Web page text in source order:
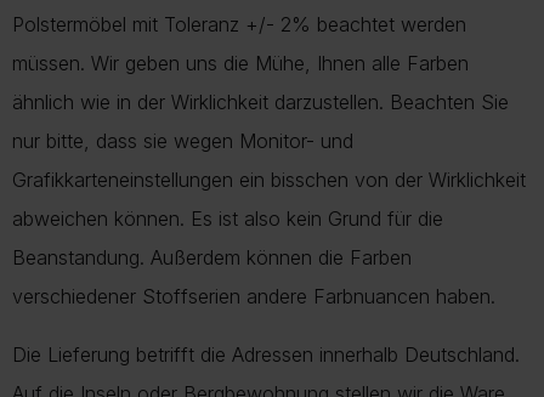
Polstermöbel mit Toleranz +/- 2% beachtet werden
müssen. Wir geben uns die Mühe, Ihnen alle Farben
ähnlich wie in der Wirklichkeit darzustellen. Beachten Sie
nur bitte, dass sie wegen Monitor- und
Grafikkarteneinstellungen ein bisschen von der Wirklichkeit
abweichen können. Es ist also kein Grund für die
Beanstandung. Außerdem können die Farben
verschiedener Stoffserien andere Farbnuancen haben.
Die Lieferung betrifft die Adressen innerhalb Deutschland.